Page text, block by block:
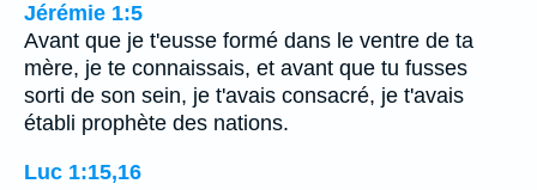
Jérémie 1:5
Avant que je t'eusse formé dans le ventre de ta
mère, je te connaissais, et avant que tu fusses
sorti de son sein, je t'avais consacré, je t'avais
établi prophète des nations.
Luc 1:15,16